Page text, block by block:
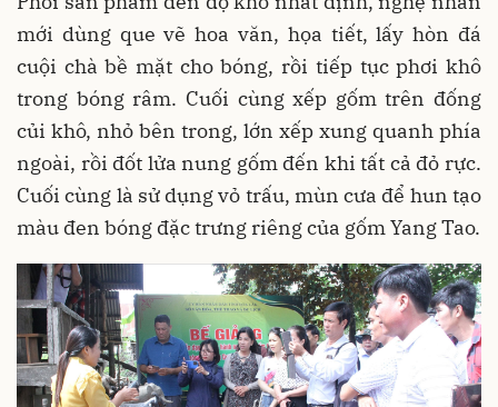
mới dùng que vẽ hoa văn, họa tiết, lấy hòn đá
cuội chà bề mặt cho bóng, rồi tiếp tục phơi khô
trong bóng râm. Cuối cùng xếp gốm trên đống
củi khô, nhỏ bên trong, lớn xếp xung quanh phía
ngoài, rồi đốt lửa nung gốm đến khi tất cả đỏ rực.
Cuối cùng là sử dụng vỏ trấu, mùn cưa để hun tạo
màu đen bóng đặc trưng riêng của gốm Yang Tao.